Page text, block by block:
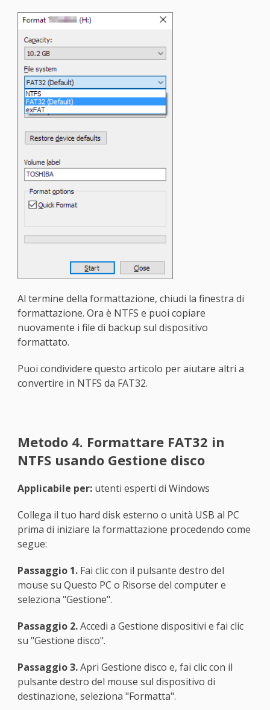
Al termine della formattazione, chiudi la finestra di
formattazione. Ora è NTFS e puoi copiare
nuovamente i file di backup sul dispositivo
formattato.
Puoi condividere questo articolo per aiutare altri a
convertire in NTFS da FAT32.
Metodo 4. Formattare FAT32 in
NTFS usando Gestione disco
Applicabile per:utenti esperti di Windows
Collega il tuo hard disk esterno o unità USB al PC
prima di iniziare la formattazione procedendo come
segue:
Passaggio 1.Fai clic con il pulsante destro del
mouse su Questo PC o Risorse del computer e
seleziona "Gestione".
Passaggio 2.Accedi a Gestione dispositivi e fai clic
su "Gestione disco".
Passaggio 3.Apri Gestione disco e, fai clic con il
pulsante destro del mouse sul dispositivo di
destinazione, seleziona "Formatta".